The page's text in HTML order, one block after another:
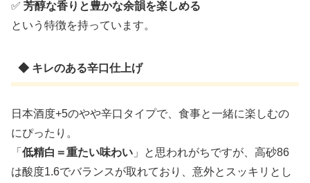
✅ 芳醇な香りと豊かな余韻を楽しめる
という特徴を持っています。
◆ キレのある辛口仕上げ
日本酒度+5のやや辛口タイプで、食事と一緒に楽しむの
にぴったり。
「 低精白＝重たい味わい 」と思われがちですが、高砂86
は酸度1.6でバランスが取れており、意外とスッキリとし